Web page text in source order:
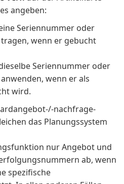
angeben:
Seriennummer oder
wenn er gebucht
Seriennummer oder
wenn er als
wird.
nachfrage-
das Planungssystem
nur Angebot und
ab, wenn
spezifische